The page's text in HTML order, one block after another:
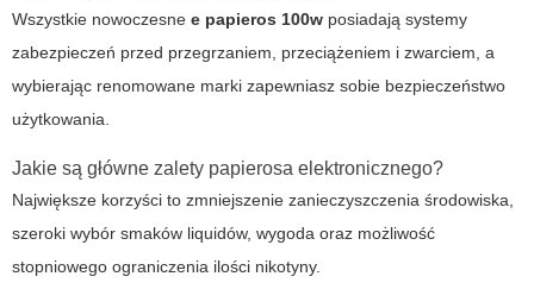
Wszystkie nowoczesne e papieros 100w posiadają systemy
zabezpieczeń przed przegrzaniem, przeciążeniem i zwarciem, a
wybierając renomowane marki zapewniasz sobie bezpieczeństwo
użytkowania.
Jakie są główne zalety papierosa elektronicznego?
Największe korzyści to zmniejszenie zanieczyszczenia środowiska,
szeroki wybór smaków liquidów, wygoda oraz możliwość
stopniowego ograniczenia ilości nikotyny.